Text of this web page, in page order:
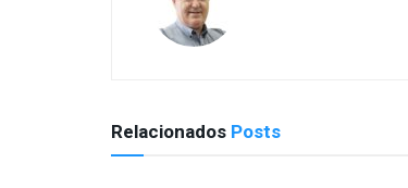
Relacionados Posts